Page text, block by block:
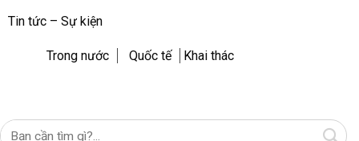
Tin tức – Sự kiện
Trong nước Quốc tế Khai thác